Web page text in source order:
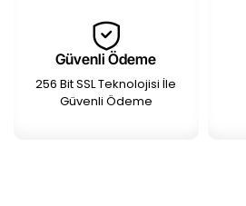
Güvenli Ödeme
256 Bit SSL Teknolojisi İle
Güvenli Ödeme